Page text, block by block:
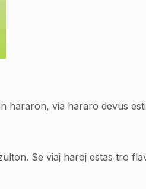
hararon, via hararo devus
Se viaj haroj estas tro